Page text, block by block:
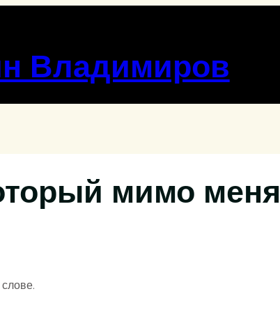
Владимиров
мимо меня